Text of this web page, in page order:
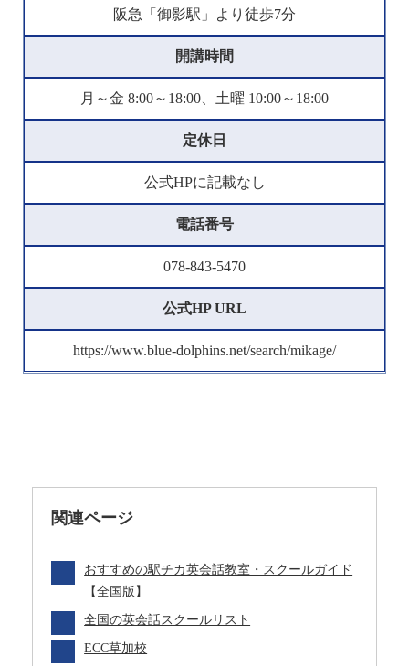
阪急「御影駅」より徒歩7分
開講時間
月～金 8:00～18:00、土曜 10:00～18:00
定休日
公式HPに記載なし
電話番号
078-843-5470
公式HP URL
https://www.blue-dolphins.net/search/mikage/
関連ページ
おすすめの駅チカ英会話教室・スクールガイド
【全国版】
全国の英会話スクールリスト
ECC草加校